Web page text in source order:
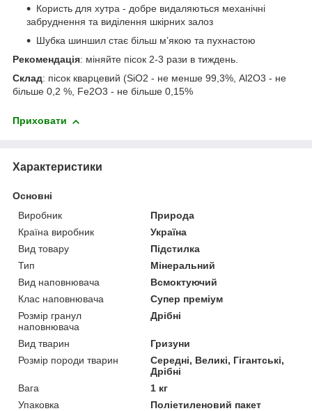
Користь для хутра - добре видаляються механічні
забруднення та виділення шкірних залоз
Шубка шиншил стає більш м’якою та пухнастою
Рекомендація: міняйте пісок 2-3 рази в тиждень.
Склад: пісок кварцевий (SiO2 - не менше 99,3%, Al2O3 - не
більше 0,2 %, Fe2O3 - не більше 0,15%
Приховати
Характеристики
Основні
Виробник
Природа
Країна виробник
Україна
Вид товару
Підстилка
Тип
Мінеральний
Вид наповнювача
Всмоктуючий
Клас наповнювача
Супер преміум
Розмір гранул
наповнювача
Дрібні
Вид тварин
Гризуни
Розмір породи тварин
Середні, Великі, Гігантські,
Дрібні
Вага
1 кг
Упаковка
Поліетиленовий пакет